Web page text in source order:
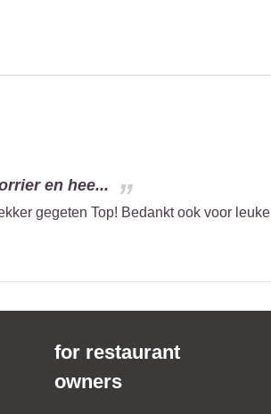
en hee...
gegeten Top! Bedankt ook voor leuke
for restaurant
owners